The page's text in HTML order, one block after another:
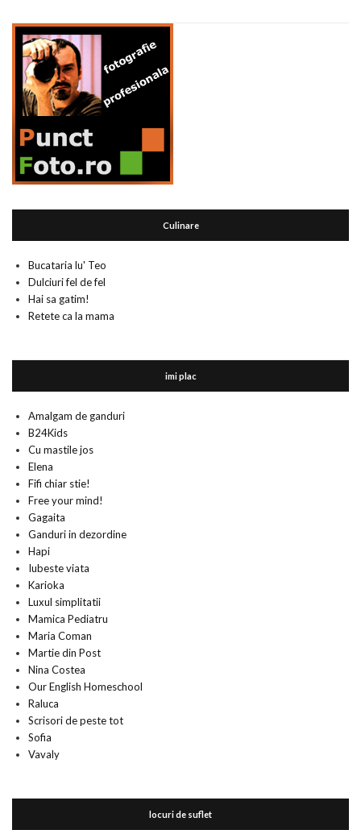
Culinare
Bucataria lu' Teo
Dulciuri fel de fel
Hai sa gatim!
Retete ca la mama
imi plac
Amalgam de ganduri
B24Kids
Cu mastile jos
Elena
Fifi chiar stie!
Free your mind!
Gagaita
Ganduri in dezordine
Hapi
Iubeste viata
Karioka
Luxul simplitatii
Mamica Pediatru
Maria Coman
Martie din Post
Nina Costea
Our English Homeschool
Raluca
Scrisori de peste tot
Sofia
Vavaly
locuri de suflet